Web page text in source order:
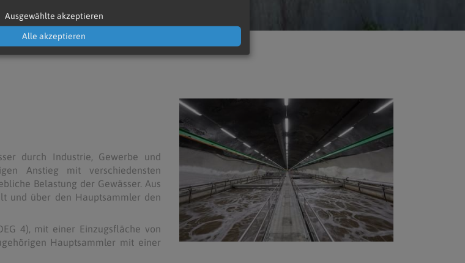
durch Industrie, Gewerbe und
Anstieg mit verschiedensten
Belastung der Gewässer. Aus
und über den Hauptsammler den
4), mit einer Einzugsfläche von
Hauptsammler mit einer
Ausgewählte akzeptieren
Alle akzeptieren